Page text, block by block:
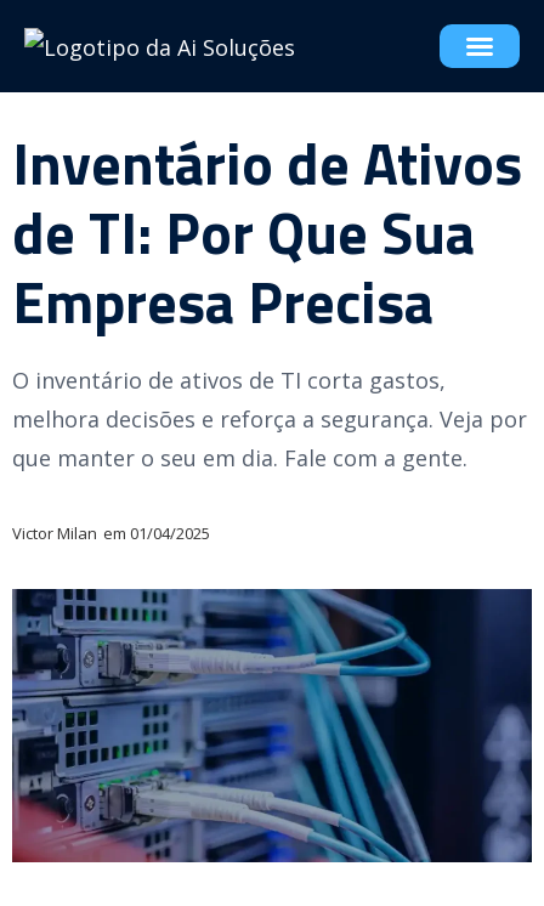
Inventário de Ativos
de TI: Por Que Sua
Empresa Precisa
O inventário de ativos de TI corta gastos,
melhora decisões e reforça a segurança. Veja por
que manter o seu em dia. Fale com a gente.
Victor Milan em 01/04/2025